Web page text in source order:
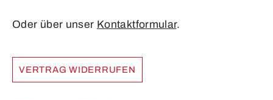
Oder über unser Kontaktformular.
VERTRAG WIDERRUFEN